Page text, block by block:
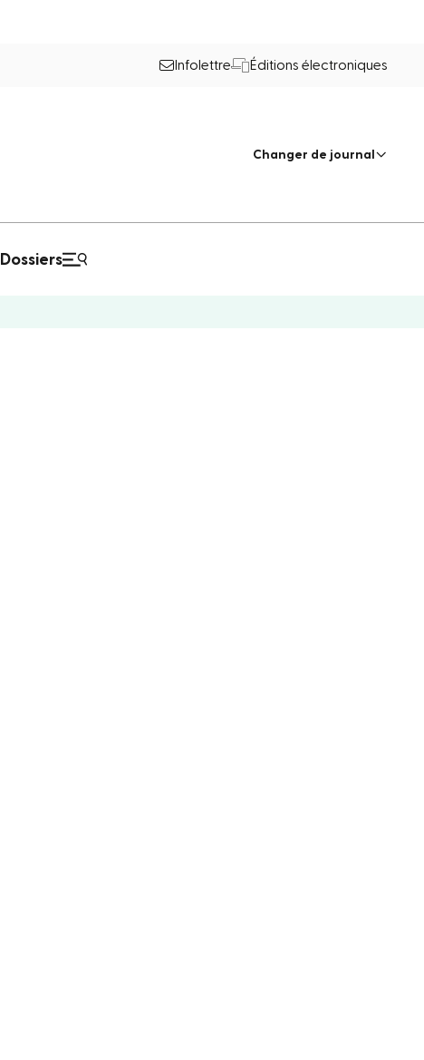
Infolettre Éditions électroniques
Changer de journal
Dossiers